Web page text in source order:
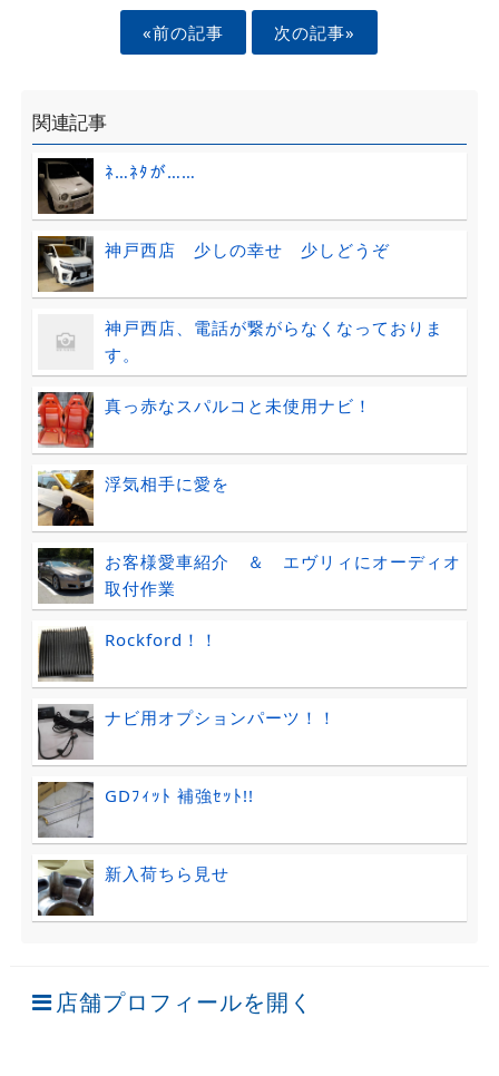
«前の記事 次の記事»
関連記事
ﾈ…ﾈﾀが……
神戸西店 少しの幸せ 少しどうぞ
神戸西店、電話が繋がらなくなっておりま
す。
真っ赤なスパルコと未使用ナビ！
浮気相手に愛を
お客様愛車紹介 ＆ エヴリィにオーディオ
取付作業
Rockford！！
ナビ用オプションパーツ！！
GDﾌｨｯﾄ 補強ｾｯﾄ!!
新入荷ちら見せ
店舗プロフィールを開く